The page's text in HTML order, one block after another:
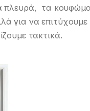
πλευρά, τα
για να
τακτικά.